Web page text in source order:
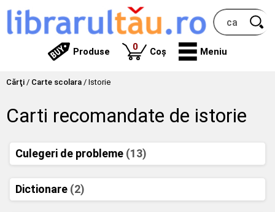
Produse 0produse
Coș Meniu
Cărţi / Carte scolara / Istorie
Carti recomandate de istorie
Culegeri de probleme (13)
Dictionare (2)